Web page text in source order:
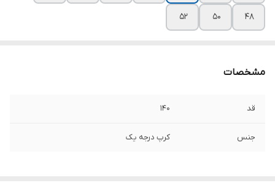
۴۸ ۵۰ ۵۲
مشخصات
قد ۱۴۰
جنس کرپ درجه یک